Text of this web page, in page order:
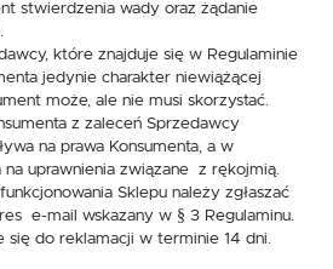
stwierdzenia wady oraz żądanie
które znajduje się w Regulaminie
jedynie charakter niewiążącej
może, ale nie musi skorzystać.
z zaleceń Sprzedawcy
na prawa Konsumenta, a w
na uprawnienia związane z rękojmią.
Sklepu należy zgłaszać
e-mail wskazany w § 3 Regulaminu.
się do reklamacji w terminie 14 dni.